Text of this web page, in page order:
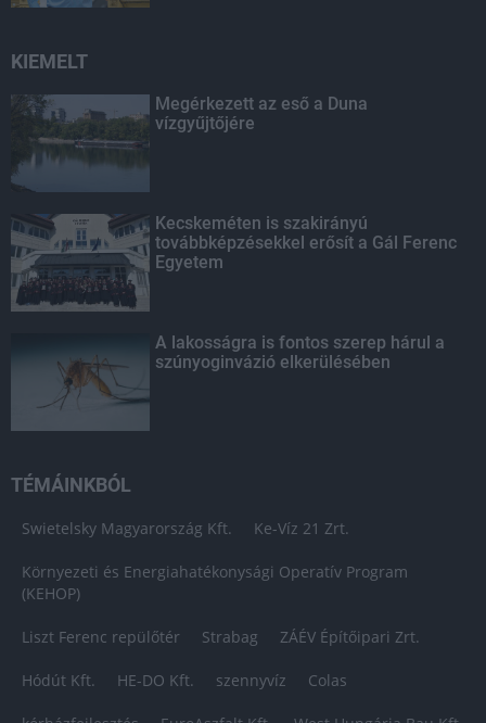
KIEMELT
Megérkezett az eső a Duna
vízgyűjtőjére
Kecskeméten is szakirányú
továbbképzésekkel erősít a Gál Ferenc
Egyetem
A lakosságra is fontos szerep hárul a
szúnyoginvázió elkerülésében
TÉMÁINKBÓL
Swietelsky Magyarország Kft. Ke-Víz 21 Zrt.
Környezeti és Energiahatékonysági Operatív Program
(KEHOP)
Liszt Ferenc repülőtér Strabag ZÁÉV Építőipari Zrt.
Hódút Kft. HE-DO Kft. szennyvíz Colas